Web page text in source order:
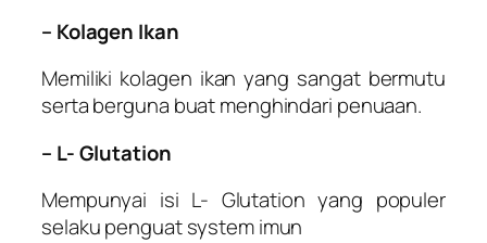
– Kolagen Ikan
Memiliki kolagen ikan yang sangat bermutu
serta berguna buat menghindari penuaan.
– L- Glutation
Mempunyai isi L- Glutation yang populer
selaku penguat system imun